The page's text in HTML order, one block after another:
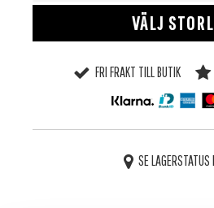
VÄLJ
FRI FRAKT TILL BUTIK
SE LAGERSTATUS